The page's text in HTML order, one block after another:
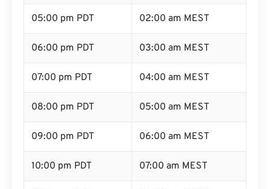
05:00 pm PDT 02:00 am MEST
06:00 pm PDT 03:00 am MEST
07:00 pm PDT 04:00 am MEST
08:00 pm PDT 05:00 am MEST
09:00 pm PDT 06:00 am MEST
10:00 pm PDT 07:00 am MEST